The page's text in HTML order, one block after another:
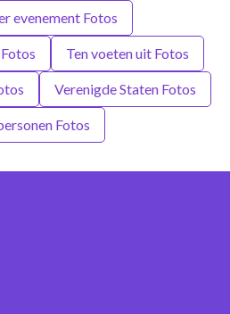
evenement Fotos
Ten voeten uit Fotos
Verenigde Staten Fotos
Fotos